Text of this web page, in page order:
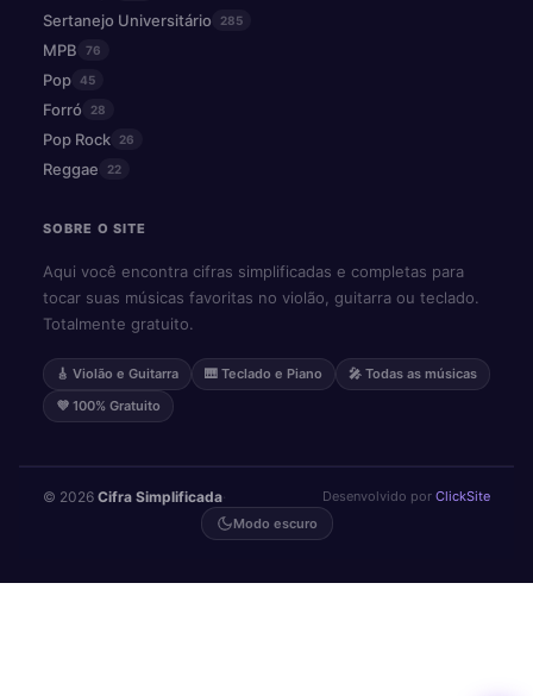
Sertanejo Universitário 285
MPB 76
Pop 45
Forró 28
Pop Rock 26
Reggae 22
SOBRE O SITE
Aqui você encontra cifras simplificadas e completas para
tocar suas músicas favoritas no violão, guitarra ou teclado.
Totalmente gratuito.
🎸 Violão e Guitarra 🎹 Teclado e Piano
🎤 Todas as músicas
💜 100% Gratuito
© 2026 Cifra Simplificada· Desenvolvido por ClickSite
Modo escuro